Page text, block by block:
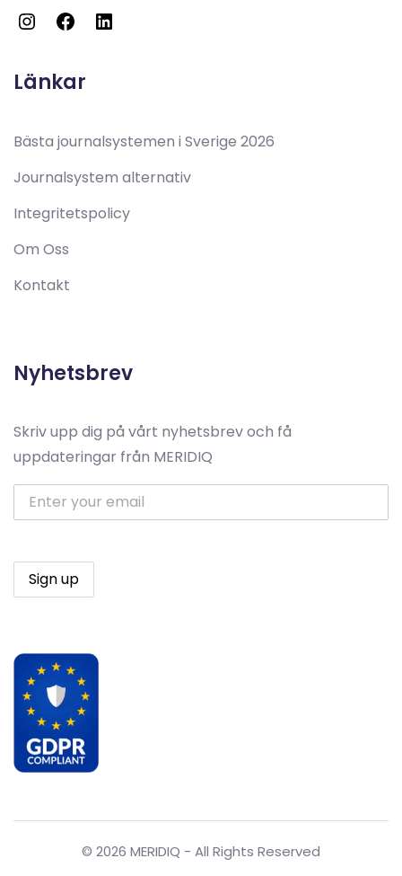
Länkar
Bästa journalsystemen i Sverige 2026
Journalsystem alternativ
Integritetspolicy
Om Oss
Kontakt
Nyhetsbrev
Skriv upp dig på vårt nyhetsbrev och få
uppdateringar från MERIDIQ
© 2026 MERIDIQ - All Rights Reserved